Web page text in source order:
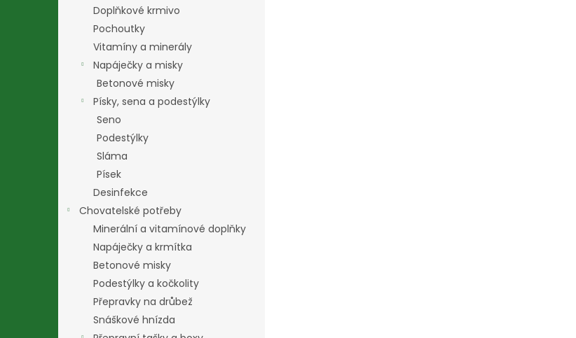
Doplňkové krmivo
Pochoutky
Vitamíny a minerály
Napáječky a misky
Betonové misky
Písky, sena a podestýlky
Seno
Podestýlky
Sláma
Písek
Desinfekce
Chovatelské potřeby
Minerální a vitamínové doplňky
Napáječky a krmítka
Betonové misky
Podestýlky a kočkolity
Přepravky na drůbež
Snáškové hnízda